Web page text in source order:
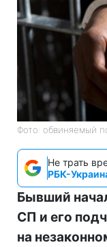
Фото: обвиняемый
Не трать
РБК-
Бывший
СП и его
на